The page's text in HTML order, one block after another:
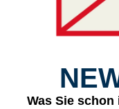
Was Sie